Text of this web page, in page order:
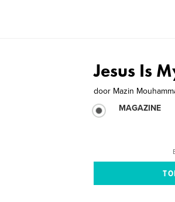
Jesus Is
door Mazin
MAGAZINE